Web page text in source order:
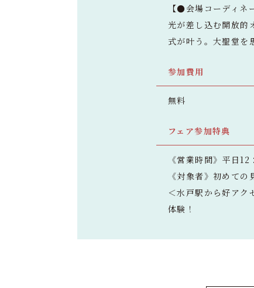
【●会場コーディネ
光が差し込む開放的
式が叶う。大聖堂を
参加費用
無料
フェア参加特典
《営業時間》平日
《対象者》初めて
＜水戸駅から好ア
体験！